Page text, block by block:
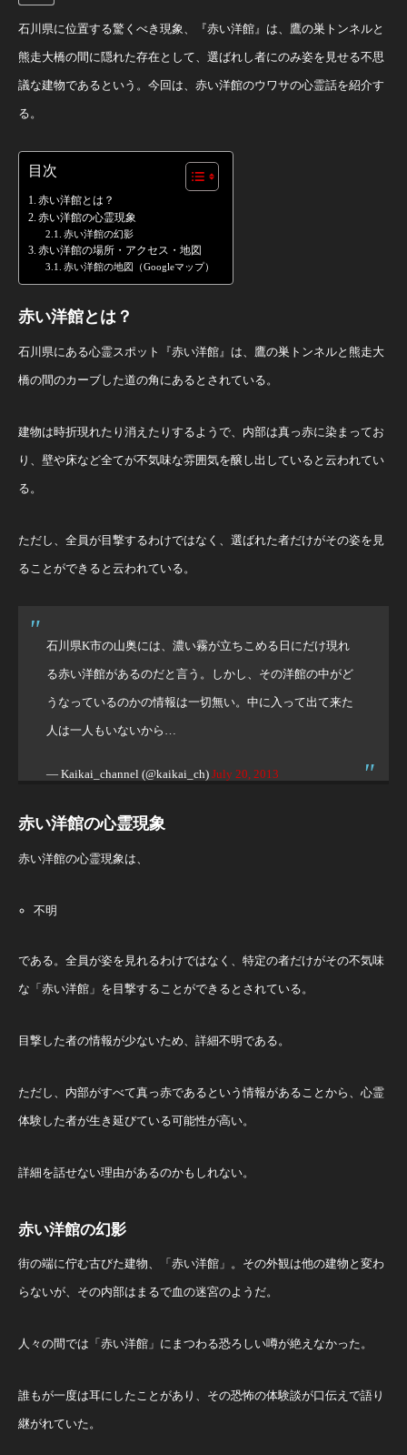
石川県に位置する驚くべき現象、『赤い洋館』は、鷹の巣トンネルと
熊走大橋の間に隠れた存在として、選ばれし者にのみ姿を見せる不思
議な建物であるという。今回は、赤い洋館のウワサの心霊話を紹介す
る。
目次
赤い洋館とは？
赤い洋館の心霊現象
赤い洋館の幻影
赤い洋館の場所・アクセス・地図
赤い洋館の地図（Googleマップ）
赤い洋館とは？
石川県にある心霊スポット『赤い洋館』は、鷹の巣トンネルと熊走大
橋の間のカーブした道の角にあるとされている。
建物は時折現れたり消えたりするようで、内部は真っ赤に染まってお
り、壁や床など全てが不気味な雰囲気を醸し出していると云われてい
る。
ただし、全員が目撃するわけではなく、選ばれた者だけがその姿を見
ることができると云われている。
石川県K市の山奥には、濃い霧が立ちこめる日にだけ現れ
る赤い洋館があるのだと言う。しかし、その洋館の中がど
うなっているのかの情報は一切無い。中に入って出て来た
人は一人もいないから…
— Kaikai_channel (@kaikai_ch) July 20, 2013
赤い洋館の心霊現象
赤い洋館の心霊現象は、
不明
である。全員が姿を見れるわけではなく、特定の者だけがその不気味
な「赤い洋館」を目撃することができるとされている。
目撃した者の情報が少ないため、詳細不明である。
ただし、内部がすべて真っ赤であるという情報があることから、心霊
体験した者が生き延びている可能性が高い。
詳細を話せない理由があるのかもしれない。
赤い洋館の幻影
街の端に佇む古びた建物、「赤い洋館」。その外観は他の建物と変わ
らないが、その内部はまるで血の迷宮のようだ。
人々の間では「赤い洋館」にまつわる恐ろしい噂が絶えなかった。
誰もが一度は耳にしたことがあり、その恐怖の体験談が口伝えで語り
継がれていた。